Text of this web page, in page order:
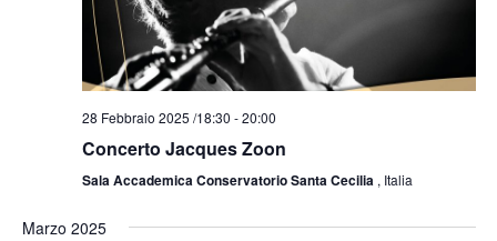
28 Febbraio 2025 /18:30 -20:00
Concerto Jacques Zoon
Sala Accademica Conservatorio Santa Cecilia , Italia
Marzo 2025